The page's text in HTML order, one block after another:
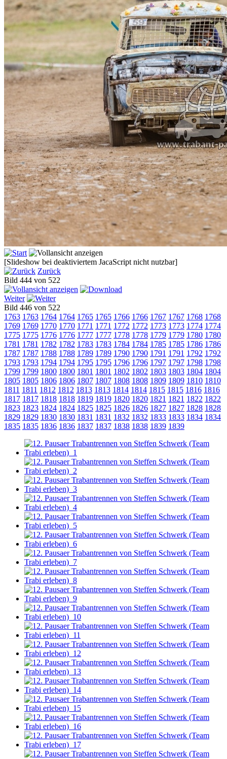
[Slideshow bei deaktiviertem JacaScript nicht nutzbar]
Zurück
Bild 444 von 522
Weiter
Bild 446 von 522
1763 1763 1764 1764 1765 1765 1766 1766 1767 1767 1768 1768
1769 1769 1770 1770 1771 1771 1772 1772 1773 1773 1774 1774
1775 1775 1776 1776 1777 1777 1778 1778 1779 1779 1780 1780
1781 1781 1782 1782 1783 1783 1784 1784 1785 1785 1786 1786
1787 1787 1788 1788 1789 1789 1790 1790 1791 1791 1792 1792
1793 1793 1794 1794 1795 1795 1796 1796 1797 1797 1798 1798
1799 1799 1800 1800 1801 1801 1802 1802 1803 1803 1804 1804
1805 1805 1806 1806 1807 1807 1808 1808 1809 1809 1810 1810
1811 1811 1812 1812 1813 1813 1814 1814 1815 1815 1816 1816
1817 1817 1818 1818 1819 1819 1820 1820 1821 1821 1822 1822
1823 1823 1824 1824 1825 1825 1826 1826 1827 1827 1828 1828
1829 1829 1830 1830 1831 1831 1832 1832 1833 1833 1834 1834
1835 1835 1836 1836 1837 1837 1838 1838 1839 1839